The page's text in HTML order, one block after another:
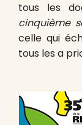
tous les
cinquième
celle qui
tous les a